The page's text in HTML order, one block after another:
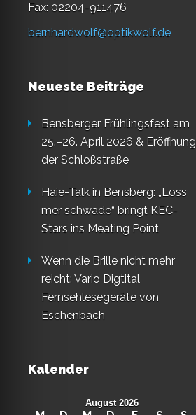
Fax: 02204-911476
bernhardwolf@optikwolf.de
Neueste Beiträge
Bensberger Frühlingsfest am
25.–26. April 2026 & Eröffnung
der Schloßstraße
Haie-Talk in Bensberg: „Loss
mer schwade“ bringt KEC-
Stars ins Meating Point
Wenn die Brille nicht mehr
reicht: Vario Digtital
Fernsehlesegeräte von
Eschenbach
Kalender
August 2026